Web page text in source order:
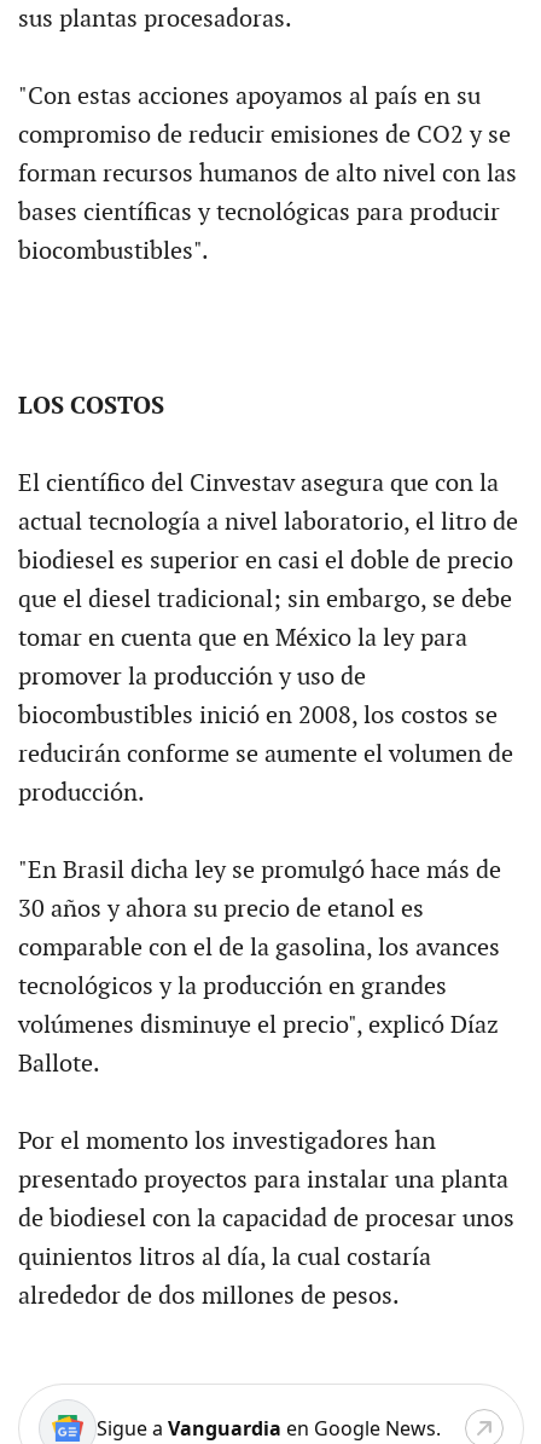
sus plantas procesadoras.
"Con estas acciones apoyamos al país en su
compromiso de reducir emisiones de CO2 y se
forman recursos humanos de alto nivel con las
bases científicas y tecnológicas para producir
biocombustibles".
LOS COSTOS
El científico del Cinvestav asegura que con la
actual tecnología a nivel laboratorio, el litro de
biodiesel es superior en casi el doble de precio
que el diesel tradicional; sin embargo, se debe
tomar en cuenta que en México la ley para
promover la producción y uso de
biocombustibles inició en 2008, los costos se
reducirán conforme se aumente el volumen de
producción.
"En Brasil dicha ley se promulgó hace más de
30 años y ahora su precio de etanol es
comparable con el de la gasolina, los avances
tecnológicos y la producción en grandes
volúmenes disminuye el precio", explicó Díaz
Ballote.
Por el momento los investigadores han
presentado proyectos para instalar una planta
de biodiesel con la capacidad de procesar unos
quinientos litros al día, la cual costaría
alrededor de dos millones de pesos.
Sigue a Vanguardia en Google News.